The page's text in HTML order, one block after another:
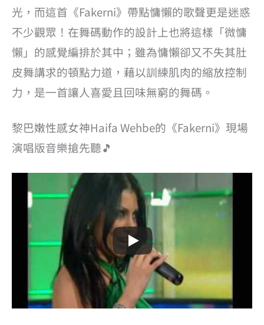
光，而這首《Fakerni》帶點慵懶的歌聲更是迷惑
不少觀眾！在舞碼動作的設計上也將這樣「微慵
懶」的感覺編排於其中；雖為慵懶卻又不失其肚
皮舞講求的頓點力道，藉以訓練肌肉的縮放控制
力，是一首讓人喜愛且回味無窮的舞碼。
黎巴嫩性感女神Haifa Wehbe的《Fakerni》現場
演唱版音樂搶先聽🎵